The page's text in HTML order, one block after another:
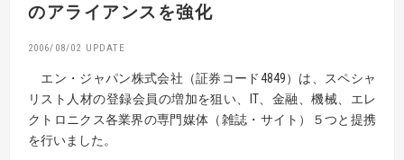
のアライアンスを強化
2006/08/02
エン・ジャパン株式会社（証券コード4849）は、スペシャ
リスト人材の登録会員の増加を狙い、IT、金融、機械、エレ
クトロニクス各業界の専門媒体（雑誌・サイト）５つと提携
を行いました。